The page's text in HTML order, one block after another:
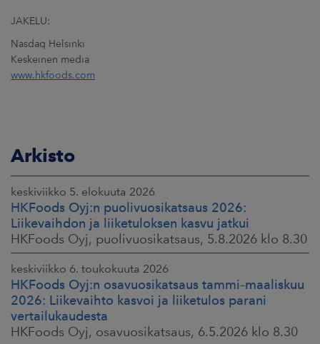
JAKELU:
Nasdaq Helsinki
Keskeinen media
www.hkfoods.com
Arkisto
keskiviikko 5. elokuuta 2026
HKFoods Oyj:n puolivuosikatsaus 2026:
Liikevaihdon ja liiketuloksen kasvu jatkui
HKFoods Oyj, puolivuosikatsaus, 5.8.2026 klo 8.30
keskiviikko 6. toukokuuta 2026
HKFoods Oyj:n osavuosikatsaus tammi–maaliskuu
2026: Liikevaihto kasvoi ja liiketulos parani
vertailukaudesta
HKFoods Oyj, osavuosikatsaus, 6.5.2026 klo 8.30